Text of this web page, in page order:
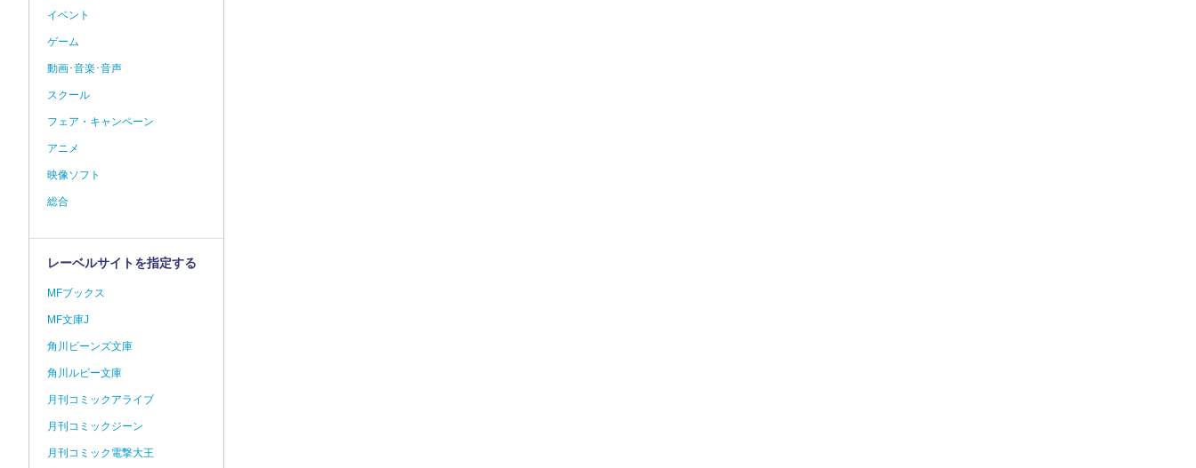
イベント
ゲーム
動画･音楽･音声
スクール
フェア・キャンペーン
アニメ
映像ソフト
総合
レーベルサイトを指定する
MFブックス
MF文庫J
角川ビーンズ文庫
角川ルビー文庫
月刊コミックアライブ
月刊コミックジーン
月刊コミック電撃大王